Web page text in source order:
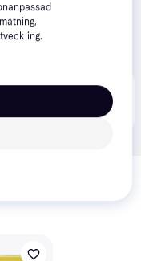
att inte
Visa alla
som kanske skulle